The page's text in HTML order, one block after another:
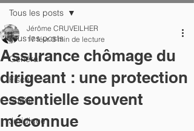
Tous les posts
Général
Fiscal
Social
Juridique
Tous les posts
Assurance chômage du
dirigeant : une protection
essentielle souvent
méconnue
Jérôme CRUVEILHER
17 févr. 3 min de lecture